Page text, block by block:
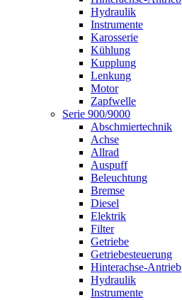
Hydraulik
Instrumente
Karosserie
Kühlung
Kupplung
Lenkung
Motor
Zapfwelle
Serie 900/9000
Abschmiertechnik
Achse
Allrad
Auspuff
Beleuchtung
Bremse
Diesel
Elektrik
Filter
Getriebe
Getriebesteuerung
Hinterachse-Antrieb
Hydraulik
Instrumente